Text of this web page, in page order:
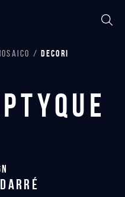
DECORI